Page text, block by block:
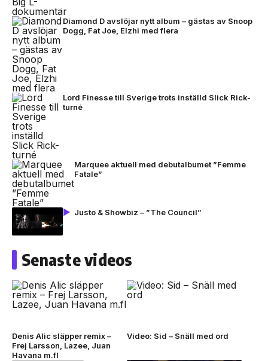
Diamond D avslöjar nytt album – gästas av Snoop
Dogg, Fat Joe, Elzhi med flera
Lord Finesse till Sverige trots inställd Slick Rick-
turné
Marquee aktuell med debutalbumet ”Femme
Fatale”
Justo & Showbiz – ”The Council”
Senaste videos
Denis Alic släpper remix –
Frej Larsson, Lazee, Juan
Havana m.fl
Video: Sid – Snäll med ord